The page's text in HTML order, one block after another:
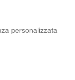
personalizzata